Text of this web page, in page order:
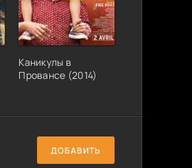
Каникулы в
Провансе (2014)
ДОБАВИТЬ